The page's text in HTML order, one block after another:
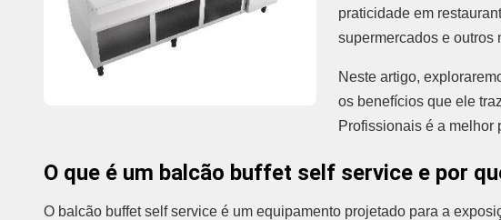
praticidade em
supermercados e outros
Neste artigo,
os benefícios que ele
Profissionais é a melhor
O que é um balcão buffet self service e por
O balcão buffet self service é um equipamento projetado para a